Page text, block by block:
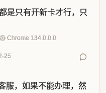
是只有开新卡才行，只
Chrome 134.0.0.0
25
服，如果不能办理，然